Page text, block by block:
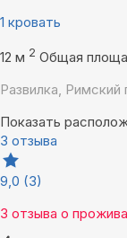
1 кровать
12 м 2 Общая
Развилка, Римский
Показать
3 отзыва
9,0 (3)
3 отзыва о